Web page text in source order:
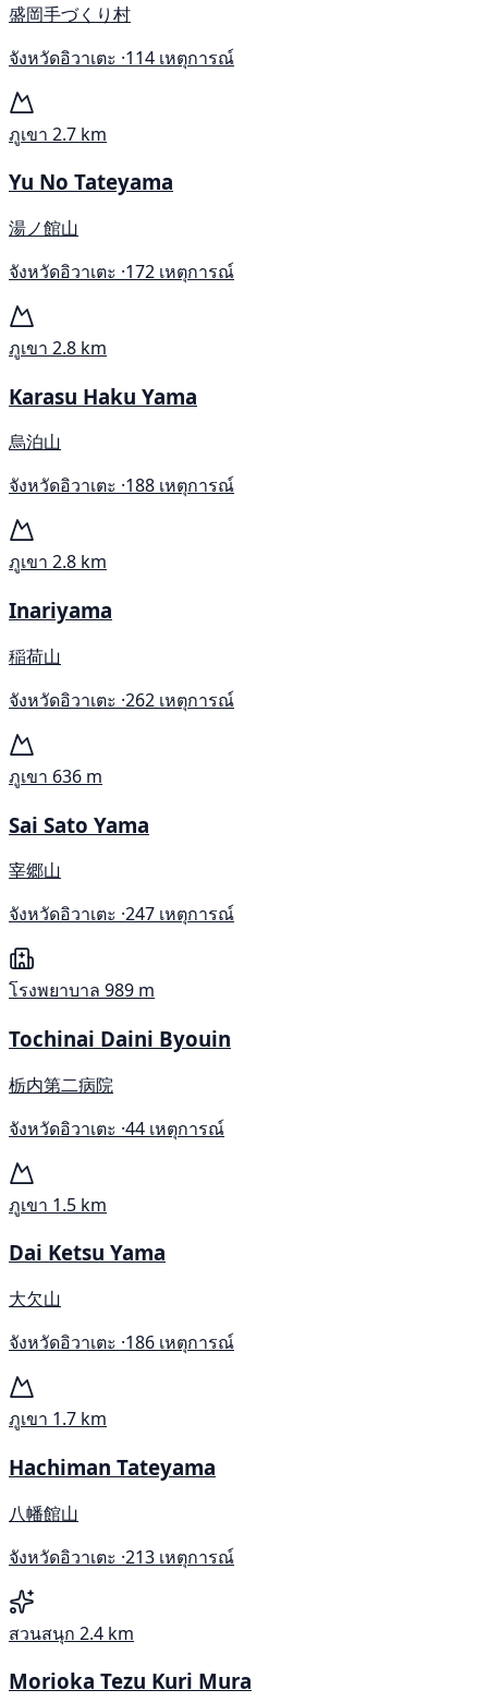
盛岡手づくり村
จังหวัดอิวาเตะ ·114 เหตุการณ์
ภูเขา 2.7 km
Yu No Tateyama
湯ノ館山
จังหวัดอิวาเตะ ·172 เหตุการณ์
ภูเขา 2.8 km
Karasu Haku Yama
烏泊山
จังหวัดอิวาเตะ ·188 เหตุการณ์
ภูเขา 2.8 km
Inariyama
稲荷山
จังหวัดอิวาเตะ ·262 เหตุการณ์
ภูเขา 636 m
Sai Sato Yama
宰郷山
จังหวัดอิวาเตะ ·247 เหตุการณ์
โรงพยาบาล 989 m
Tochinai Daini Byouin
栃内第二病院
จังหวัดอิวาเตะ ·44 เหตุการณ์
ภูเขา 1.5 km
Dai Ketsu Yama
大欠山
จังหวัดอิวาเตะ ·186 เหตุการณ์
ภูเขา 1.7 km
Hachiman Tateyama
八幡館山
จังหวัดอิวาเตะ ·213 เหตุการณ์
สวนสนุก 2.4 km
Morioka Tezu Kuri Mura